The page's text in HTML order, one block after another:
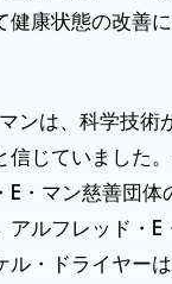
健康状態の改善
ンは、科学技術
信じていました
E・マン慈善団体
アルフレッド・E
ル・ドライヤー